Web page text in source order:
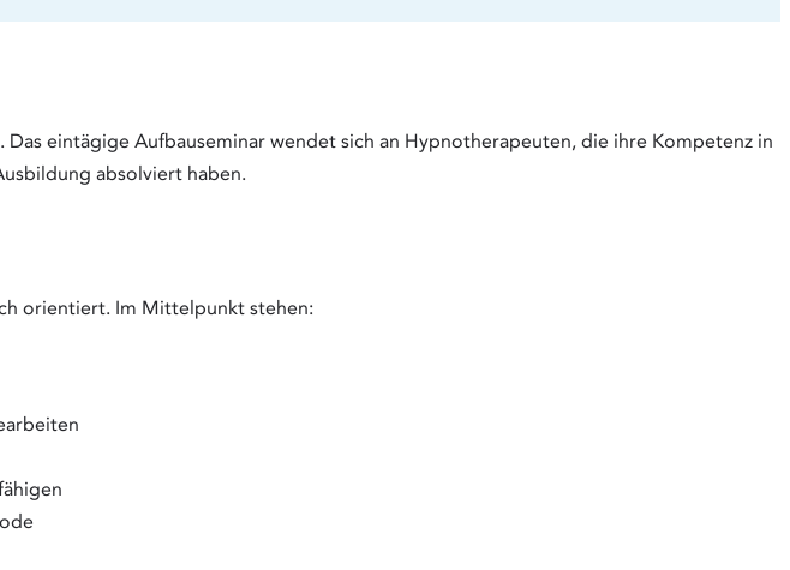
eintägige Aufbauseminar wendet sich an Hypnotherapeuten, die ihre Kompetenz in
absolviert haben.
orientiert. Im Mittelpunkt stehen: